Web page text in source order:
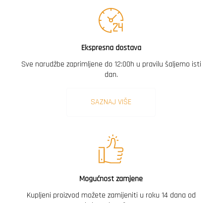
Ekspresna dostava
Sve narudžbe zaprimljene do 12:00h u pravilu šaljemo isti
dan.
SAZNAJ VIŠE
Mogućnost zamjene
Kupljeni proizvod možete zamijeniti u roku 14 dana od